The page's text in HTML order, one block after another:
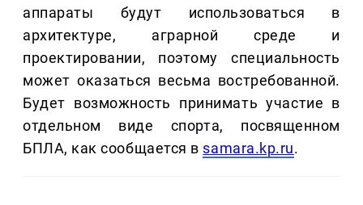
аппараты будут использоваться в
архитектуре, аграрной среде и
проектировании, поэтому специальность
может оказаться весьма востребованной.
Будет возможность принимать участие в
отдельном виде спорта, посвященном
БПЛА, как сообщается в samara.kp.ru.